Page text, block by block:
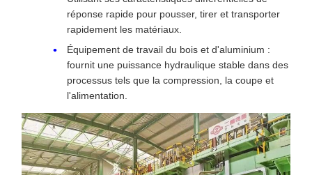
réponse rapide pour pousser, tirer et transporter
rapidement les matériaux.
Équipement de travail du bois et d'aluminium :
fournit une puissance hydraulique stable dans des
processus tels que la compression, la coupe et
l'alimentation.